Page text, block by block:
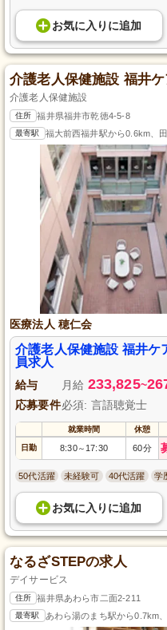
お気に入り に追加
介護老人保健施設 福井
介護老人保健施設
住所 福井県福井市乾徳4-5-8
最寄駅 福大前西福井駅から0.6km、
医療法人 穂仁会
介護老人保健施設 福井ケ
員求人
給与 月給 233,825~
応募要件必須: 言語聴覚士
就業時間 休憩
日勤 8:30～ 17:30 60分
50代活躍 未経験可 40代活躍 学
お気に入り に追加
なるざSTEPの求人
デイサービス
住所 福井県あわら市二面2-211
最寄駅 あわら湯のまち駅から0.7km